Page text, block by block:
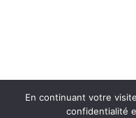
En continuant votre
confidentialité